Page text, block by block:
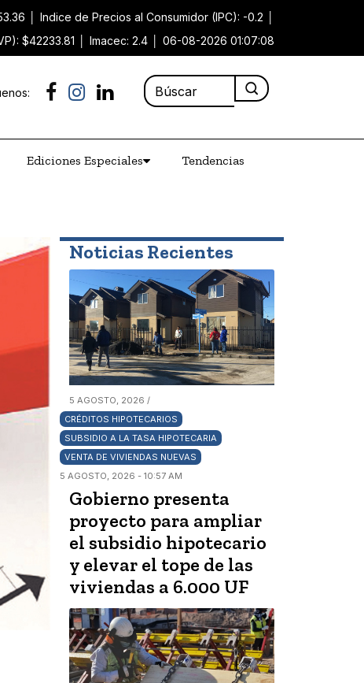
Indice de Precios al Consumidor (IPC): -0.2
$42233.81 Imacec: 2.4 06-08-2026 01:07:08
Ediciones Especiales Tendencias
Noticias Recientes
5 AGOSTO, 2026 /
CRÉDITOS HIPOTECARIOS
SUBSIDIO A LA TASA HIPOTECARIA
VENTA DE VIVIENDAS NUEVAS
5 AGOSTO, 2026 - 10:57 AM
Gobierno presenta
proyecto para ampliar
el subsidio hipotecario
y elevar el tope de las
viviendas a 6.000 UF